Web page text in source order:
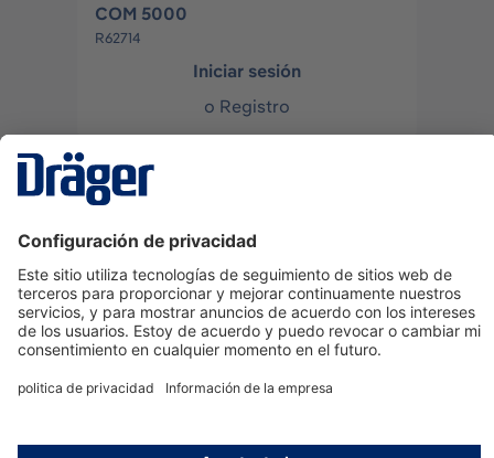
COM 5000
R62714
Iniciar sesión
o Registro